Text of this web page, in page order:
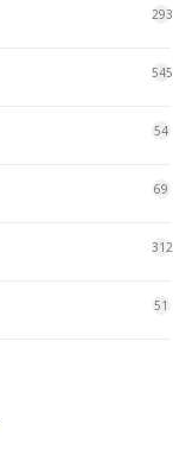
293
545
54
69
312
51